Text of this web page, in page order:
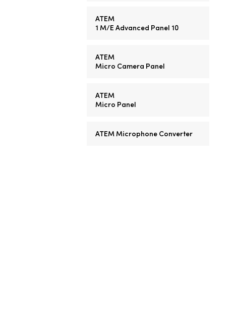
ATEM
1 M/E Advanced Panel 10
ATEM
Micro Camera Panel
ATEM
Micro Panel
ATEM Microphone Converter